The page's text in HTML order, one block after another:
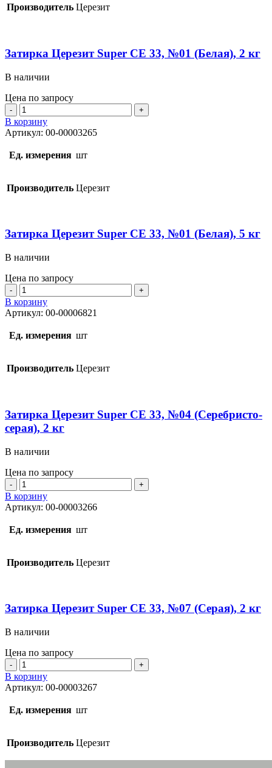
№85
(Cеро-
Производитель Церезит
Затирка Церезит Super СЕ 33, №01 (Белая), 2 кг
В наличии
Цена по запросу
Количество
товара
Затирка
Церезит
Super
СЕ
№01
(Белая),
В корзину
Артикул: 00-00003265
Ед. измерения шт
Производитель Церезит
Затирка Церезит Super СЕ 33, №01 (Белая), 5 кг
В наличии
Цена по запросу
Количество
товара
Затирка
Церезит
Super
СЕ
№01
(Белая),
В корзину
Артикул: 00-00006821
Ед. измерения шт
Производитель Церезит
Затирка Церезит Super СЕ 33, №04 (Серебристо-
серая), 2 кг
В наличии
Цена по запросу
Количество
товара
Затирка
Церезит
Super
СЕ
№04
(Серебристо-
В корзину
Артикул: 00-00003266
Ед. измерения шт
Производитель Церезит
Затирка Церезит Super СЕ 33, №07 (Серая), 2 кг
В наличии
Цена по запросу
Количество
товара
Затирка
Церезит
Super
СЕ
№07
(Серая),
2
В корзину
Артикул: 00-00003267
Ед. измерения шт
Производитель Церезит